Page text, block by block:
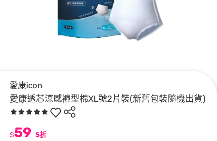
愛康icon
愛康透芯涼感褲型棉XL號2片裝(新舊包裝隨機出貨)
$59 5折